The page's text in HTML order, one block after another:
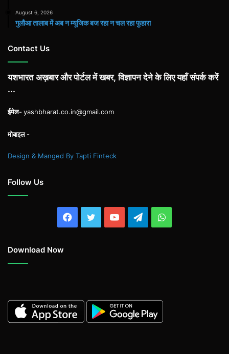
August 6, 2026
गुलौआ तालाब में अब न म्यूजिक बज रहा न चल रहा फुहारा
Contact Us
यशभारत अख़बार और पोर्टल में खबर, विज्ञापन देने के लिए यहाँ संपर्क करें
...
ईमेल-yashbharat.co.in@gmail.com
मोबाइल -
Design & Manged By Tapti Finteck
Follow Us
Facebook
TwitterYouTubeTelegramWhatsApp
Download Now